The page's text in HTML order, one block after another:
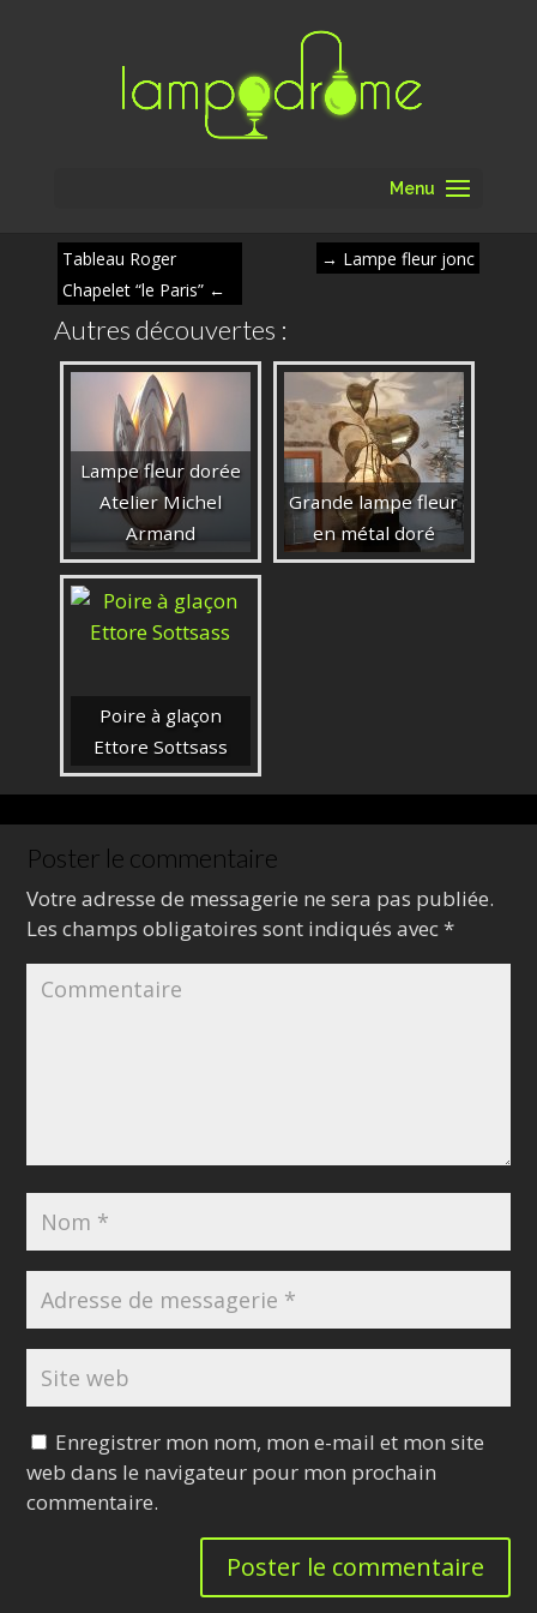
Menu
Tableau Roger
Chapelet “le Paris” ←
→ Lampe fleur jonc
Autres découvertes :
Lampe fleur dorée
Atelier Michel
Armand
Grande lampe fleur
en métal doré
Poire à glaçon
Ettore Sottsass
Poster le commentaire
Votre adresse de messagerie ne sera pas publiée.
Les champs obligatoires sont indiqués avec*
Enregistrer mon nom, mon e-mail et mon site
web dans le navigateur pour mon prochain
commentaire.